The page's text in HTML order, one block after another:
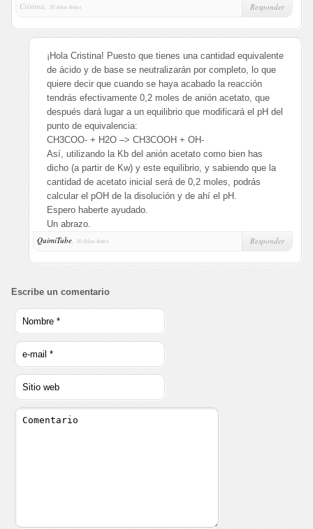
Cristina,
10 Años Antes Responder
¡Hola Cristina! Puesto que tienes una cantidad equivalente
de ácido y de base se neutralizarán por completo, lo que
quiere decir que cuando se haya acabado la reacción
tendrás efectivamente 0,2 moles de anión acetato, que
después dará lugar a un equilibrio que modificará el pH del
punto de equivalencia:
CH3COO- + H2O –> CH3COOH + OH-
Así, utilizando la Kb del anión acetato como bien has
dicho (a partir de Kw) y este equilibrio, y sabiendo que la
cantidad de acetato inicial será de 0,2 moles, podrás
calcular el pOH de la disolución y de ahí el pH.
Espero haberte ayudado.
Un abrazo.
QuimiTube, 10 Años Antes Responder
Escribe un comentario